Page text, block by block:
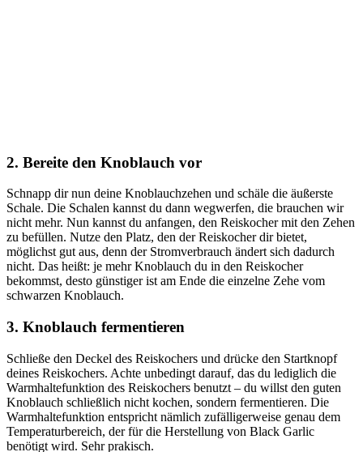
2. Bereite den Knoblauch vor
Schnapp dir nun deine Knoblauchzehen und schäle die äußerste
Schale. Die Schalen kannst du dann wegwerfen, die brauchen wir
nicht mehr. Nun kannst du anfangen, den Reiskocher mit den Zehen
zu befüllen. Nutze den Platz, den der Reiskocher dir bietet,
möglichst gut aus, denn der Stromverbrauch ändert sich dadurch
nicht. Das heißt: je mehr Knoblauch du in den Reiskocher
bekommst, desto günstiger ist am Ende die einzelne Zehe vom
schwarzen Knoblauch.
3. Knoblauch fermentieren
Schließe den Deckel des Reiskochers und drücke den Startknopf
deines Reiskochers. Achte unbedingt darauf, das du lediglich die
Warmhaltefunktion des Reiskochers benutzt – du willst den guten
Knoblauch schließlich nicht kochen, sondern fermentieren. Die
Warmhaltefunktion entspricht nämlich zufälligerweise genau dem
Temperaturbereich, der für die Herstellung von Black Garlic
benötigt wird. Sehr prakisch.